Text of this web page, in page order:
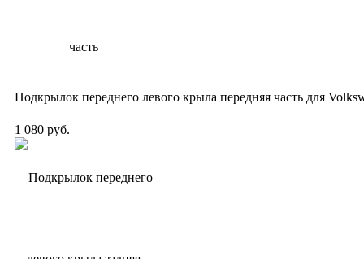
Подкрылок переднего левого крыла передняя часть для
1 080 руб.